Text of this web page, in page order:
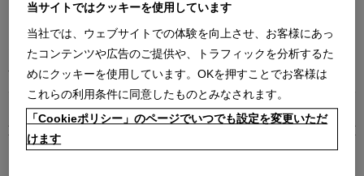
スシーオリジナルアイテム。
良質な素材で作られたレザーアイテムやルームウェア、ベッドアク
セサリーなどオリジナルのアイテムを取り揃えています。
ベーシックなデザインは幅広いインテリアにお使い頂けます。
IXC オリジナルテーブルリネン
当サイトではクッキーを使用しています
当社では、ウェブサイトでの体験を向上させ、お客様にあっ
たコンテンツや広告のご提供や、トラフィックを分析するた
めにクッキーを使用しています。OKを押すことでお客様は
これらの利用条件に同意したものとみなされます。
「Cookieポリシー」のページでいつでも設定を変更いただ
けます